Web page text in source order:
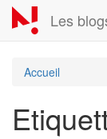
Aller
au
contenu
Les
Accueil